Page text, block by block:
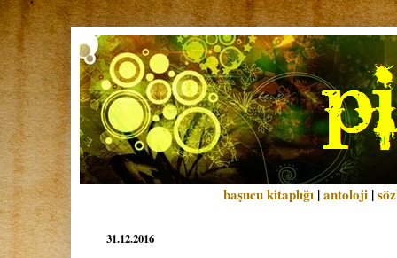
başucu kitaplığı |antoloji |
31.12.2016